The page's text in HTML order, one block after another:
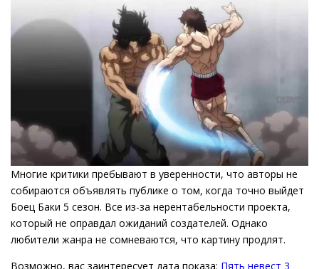
Многие критики пребывают в уверенности, что авторы не
собираются объявлять публике о том, когда точно выйдет
Боец Баки 5 сезон. Все из-за нерентабельности проекта,
который не оправдал ожиданий создателей. Однако
любители жанра не сомневаются, что картину продлят.
Возможно, вас заинтересует дата показа: Пять невест 3